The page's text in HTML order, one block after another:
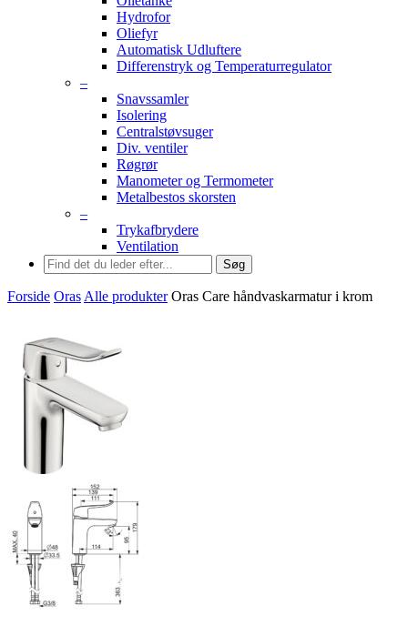
Hydrofor
Oliefyr
Automatisk Udluftere
Differenstryk og Temperaturregulator
–
Snavssamler
Isolering
Centralstøvsuger
Div. ventiler
Røgrør
Manometer og Termometer
Metalbestos skorsten
–
Trykafbrydere
Ventilation
Søg
Forside Oras Alle produkter Oras Care håndvaskarmatur i krom